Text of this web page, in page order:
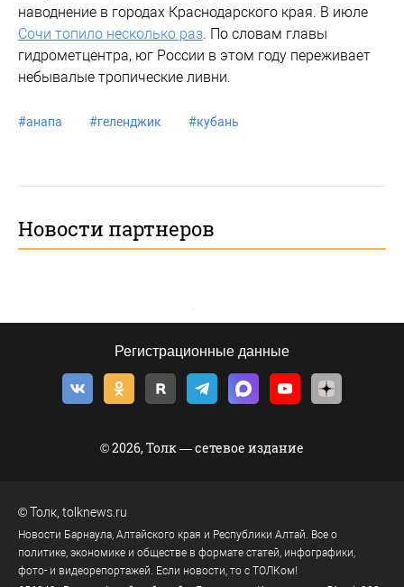
наводнение в городах Краснодарского края. В июле
Сочи топило несколько раз. По словам главы
гидрометцентра, юг России в этом году переживает
небывалые тропические ливни.
#анапа #геленджик #кубань
Новости партнеров
Регистрационные данные
© 2026, Толк — сетевое издание
©Толк tolknews.ru
Новости Барнаула, Алтайского края и Республики Алтай. Все о
политике, экономике и обществе в формате статей, инфографики,
фото- и видеорепортажей. Если новости, то с ТОЛКом!